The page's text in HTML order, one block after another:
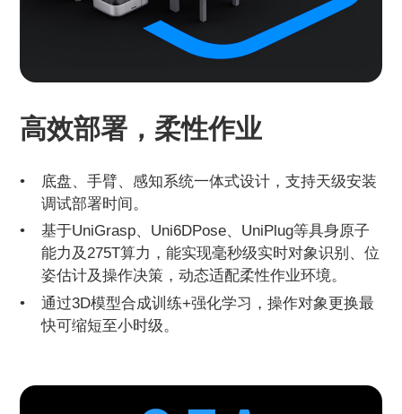
高效部署，柔性作业
底盘、手臂、感知系统一体式设计，支持天级安装
调试部署时间。
基于UniGrasp、Uni6DPose、UniPlug等具身原子
能力及275T算力，能实现毫秒级实时对象识别、位
姿估计及操作决策，动态适配柔性作业环境。
通过3D模型合成训练+强化学习，操作对象更换最
快可缩短至小时级。